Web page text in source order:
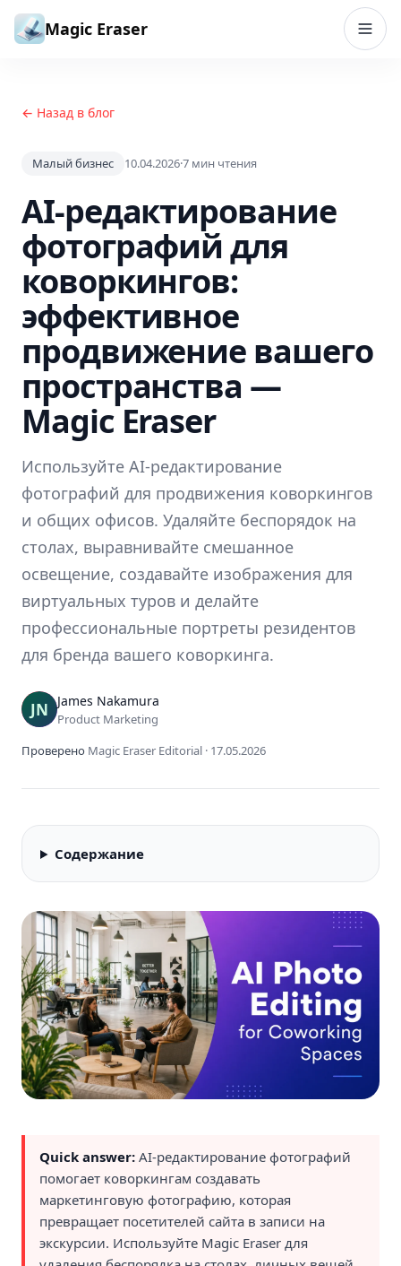
Перейти к содержимому
Magic Eraser
← Назад в блог
Малый бизнес 10.04.2026·7 мин чтения
AI-редактирование
фотографий для
коворкингов:
эффективное
продвижение вашего
пространства —
Magic Eraser
Используйте AI-редактирование
фотографий для продвижения коворкингов
и общих офисов. Удаляйте беспорядок на
столах, выравнивайте смешанное
освещение, создавайте изображения для
виртуальных туров и делайте
профессиональные портреты резидентов
для бренда вашего коворкинга.
James Nakamura
Product Marketing
Проверено Magic Eraser Editorial · 17.05.2026
Содержание
Quick answer: AI-редактирование фотографий
помогает коворкингам создавать
маркетинговую фотографию, которая
превращает посетителей сайта в записи на
экскурсии. Используйте Magic Eraser для